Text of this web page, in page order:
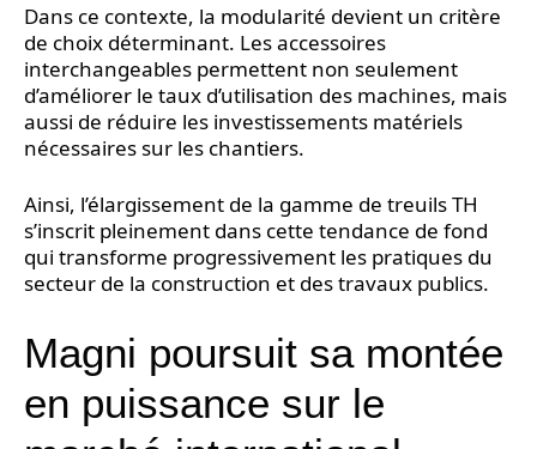
Dans ce contexte, la modularité devient un critère
de choix déterminant. Les accessoires
interchangeables permettent non seulement
d’améliorer le taux d’utilisation des machines, mais
aussi de réduire les investissements matériels
nécessaires sur les chantiers.
Ainsi, l’élargissement de la gamme de treuils TH
s’inscrit pleinement dans cette tendance de fond
qui transforme progressivement les pratiques du
secteur de la construction et des travaux publics.
Magni poursuit sa montée
en puissance sur le